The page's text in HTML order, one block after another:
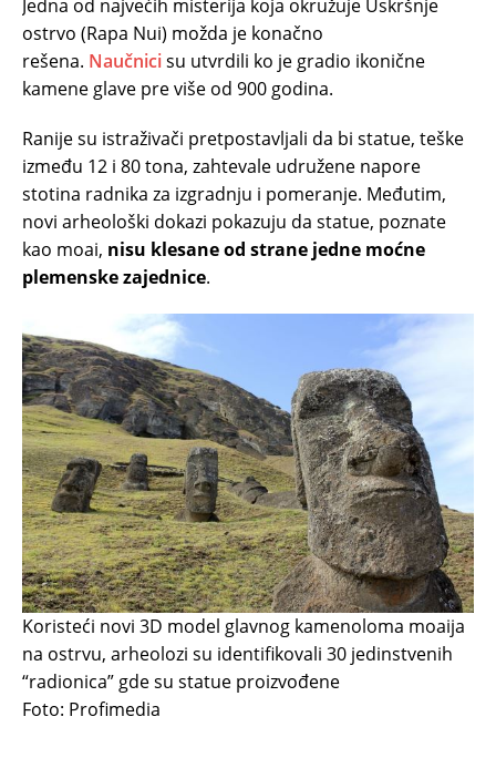
Jedna od najvećih misterija koja okružuje Uskršnje
ostrvo (Rapa Nui) možda je konačno
rešena. Naučnicisu utvrdili ko je gradio ikonične
kamene glave pre više od 900 godina.
Ranije su istraživači pretpostavljali da bi statue, teške
između 12 i 80 tona, zahtevale udružene napore
stotina radnika za izgradnju i pomeranje. Međutim,
novi arheološki dokazi pokazuju da statue, poznate
kao moai, nisu klesane od strane jedne moćne
plemenske zajednice.
Koristeći novi 3D model glavnog kamenoloma moaija
na ostrvu, arheolozi su identifikovali 30 jedinstvenih
“radionica” gde su statue proizvođene
Foto: Profimedia